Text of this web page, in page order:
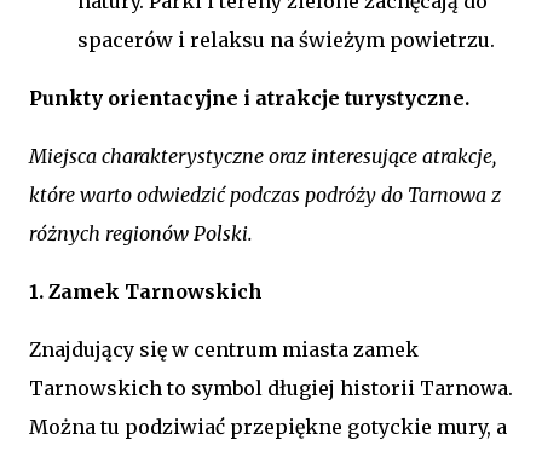
spacerów i relaksu na świeżym powietrzu.
Punkty orientacyjne i atrakcje turystyczne.
Miejsca charakterystyczne oraz interesujące atrakcje,
które warto odwiedzić podczas podróży do Tarnowa z
różnych regionów Polski.
1. Zamek Tarnowskich
Znajdujący się w centrum miasta zamek
Tarnowskich to symbol długiej historii Tarnowa.
Można tu podziwiać przepiękne gotyckie mury, a